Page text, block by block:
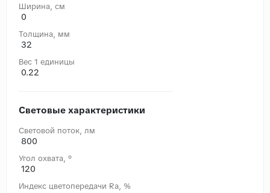
Ширина, cм
0
Толщина, мм
32
Вес 1 единицы
0.22
Световые характеристики
Световой поток, лм
800
Угол охвата, °
120
Индекс цветопередачи Ra, %